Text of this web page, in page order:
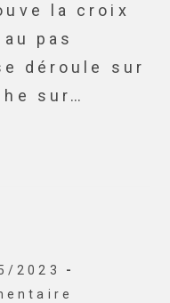
la croix
pas
déroule sur
sur…
2023